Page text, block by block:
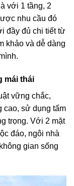
với 1 tầng, 2
nhu cầu đó
đầy đủ chi tiết từ
khảo và dễ dàng
mái thái
vững chắc,
cao, sử dụng tấm
trọng. Với 2 mặt
đáo, ngôi nhà
gian sống